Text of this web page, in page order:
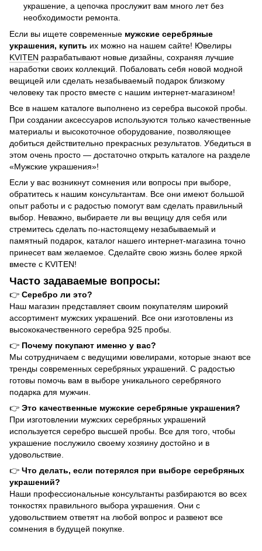
украшение, а цепочка прослужит вам много лет без
необходимости ремонта.
Если вы ищете современные мужские серебряные
украшения, купить их можно на нашем сайте! Ювелиры
KVITEN разрабатывают новые дизайны, сохраняя лучшие
наработки своих коллекций. Побаловать себя новой модной
вещицей или сделать незабываемый подарок близкому
человеку так просто вместе с нашим интернет-магазином!
Все в нашем каталоге выполнено из серебра высокой пробы.
При создании аксессуаров используются только качественные
материалы и высокоточное оборудование, позволяющее
добиться действительно прекрасных результатов. Убедиться в
этом очень просто — достаточно открыть каталоге на разделе
«Мужские украшения»!
Если у вас возникнут сомнения или вопросы при выборе,
обратитесь к нашим консультантам. Все они имеют большой
опыт работы и с радостью помогут вам сделать правильный
выбор. Неважно, выбираете ли вы вещицу для себя или
стремитесь сделать по-настоящему незабываемый и
памятный подарок, каталог нашего интернет-магазина точно
принесет вам желаемое. Сделайте свою жизнь более яркой
вместе с KVITEN!
Часто задаваемые вопросы:
👉 Серебро ли это?
Наш магазин представляет своим покупателям широкий
ассортимент мужских украшений. Все они изготовлены из
высококачественного серебра 925 пробы.
👉 Почему покупают именно у вас?
Мы сотрудничаем с ведущими ювелирами, которые знают все
тренды современных серебряных украшений. С радостью
готовы помочь вам в выборе уникального серебряного
подарка для мужчин.
👉 Это качественные мужские серебряные украшения?
При изготовлении мужских серебряных украшений
используется серебро высшей пробы. Все для того, чтобы
украшение послужило своему хозяину достойно и в
удовольствие.
👉 Что делать, если потерялся при выборе серебряных
украшений?
Наши профессиональные консультанты разбираются во всех
тонкостях правильного выбора украшения. Они с
удовольствием ответят на любой вопрос и развеют все
сомнения в будущей покупке.